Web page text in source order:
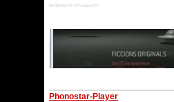
95/98/ME/NT/XP/Vista/XP/
Phonostar-Player